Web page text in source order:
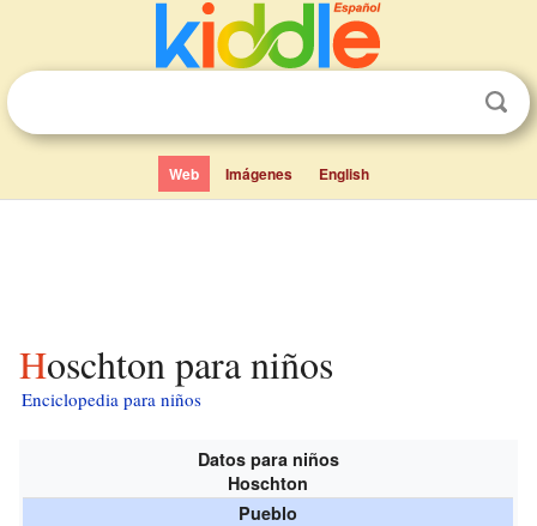
Web Imágenes English
Hoschton para niños
Enciclopedia para niños
Datos para niños
Hoschton
Pueblo